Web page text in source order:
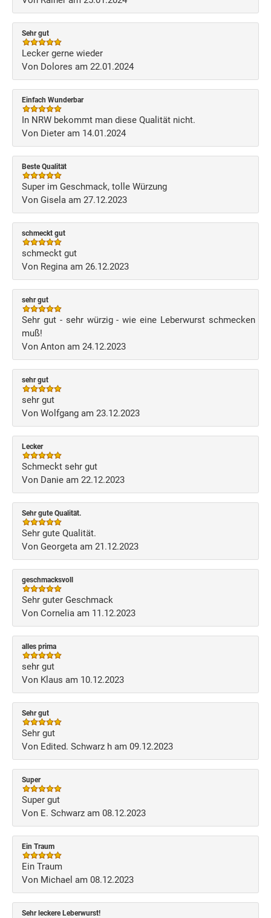
Sehr gut
Lecker gerne wieder
Von Dolores am 22.01.2024
Einfach Wunderbar
In NRW bekommt man diese Qualität nicht.
Von Dieter am 14.01.2024
Beste Qualität
Super im Geschmack, tolle Würzung
Von Gisela am 27.12.2023
schmeckt gut
schmeckt gut
Von Regina am 26.12.2023
sehr gut
Sehr gut - sehr würzig - wie eine Leberwurst schmecken
muß!
Von Anton am 24.12.2023
sehr gut
sehr gut
Von Wolfgang am 23.12.2023
Lecker
Schmeckt sehr gut
Von Danie am 22.12.2023
Sehr gute Qualität.
Sehr gute Qualität.
Von Georgeta am 21.12.2023
geschmacksvoll
Sehr guter Geschmack
Von Cornelia am 11.12.2023
alles prima
sehr gut
Von Klaus am 10.12.2023
Sehr gut
Sehr gut
Von Edited. Schwarz h am 09.12.2023
Super
Super gut
Von E. Schwarz am 08.12.2023
Ein Traum
Ein Traum
Von Michael am 08.12.2023
Sehr leckere Leberwurst!